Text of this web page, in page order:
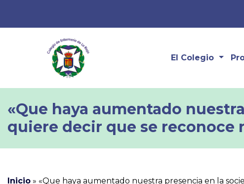
El Colegio
«Que haya aumentado
quiere decir que se reconoce
Inicio » «Que haya aumentado nuestra presencia en la